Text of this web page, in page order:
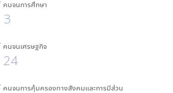
คนจนการศึกษา
3
คนจนเศรษฐกิจ
24
คนจนการคุ้มครองทางสังคมและการมีส่วน